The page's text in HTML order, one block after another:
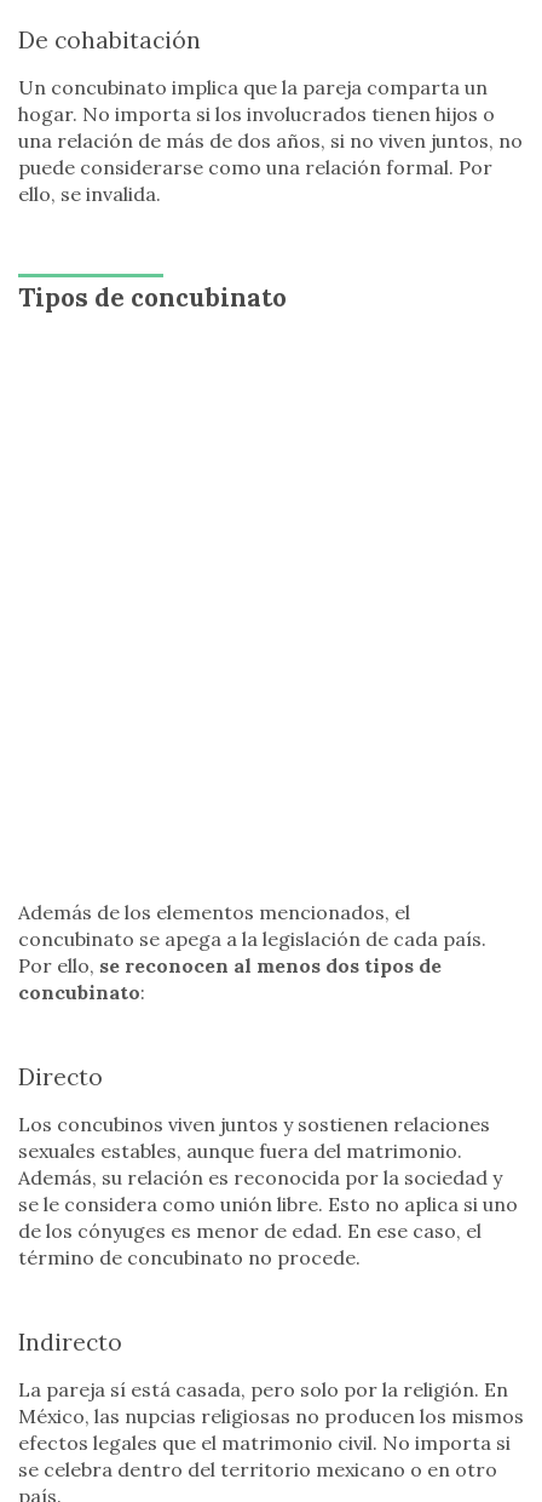
De cohabitación
Un concubinato implica que la pareja comparta un
hogar. No importa si los involucrados tienen hijos o
una relación de más de dos años, si no viven juntos, no
puede considerarse como una relación formal. Por
ello, se invalida.
Tipos de concubinato
Además de los elementos mencionados, el
concubinato se apega a la legislación de cada país.
Por ello, se reconocen al menos dos tipos de
concubinato:
Directo
Los concubinos viven juntos y sostienen relaciones
sexuales estables, aunque fuera del matrimonio.
Además, su relación es reconocida por la sociedad y
se le considera como unión libre. Esto no aplica si uno
de los cónyuges es menor de edad. En ese caso, el
término de concubinato no procede.
Indirecto
La pareja sí está casada, pero solo por la religión. En
México, las nupcias religiosas no producen los mismos
efectos legales que el matrimonio civil. No importa si
se celebra dentro del territorio mexicano o en otro
país.